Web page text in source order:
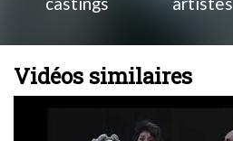
Vidéos similaires